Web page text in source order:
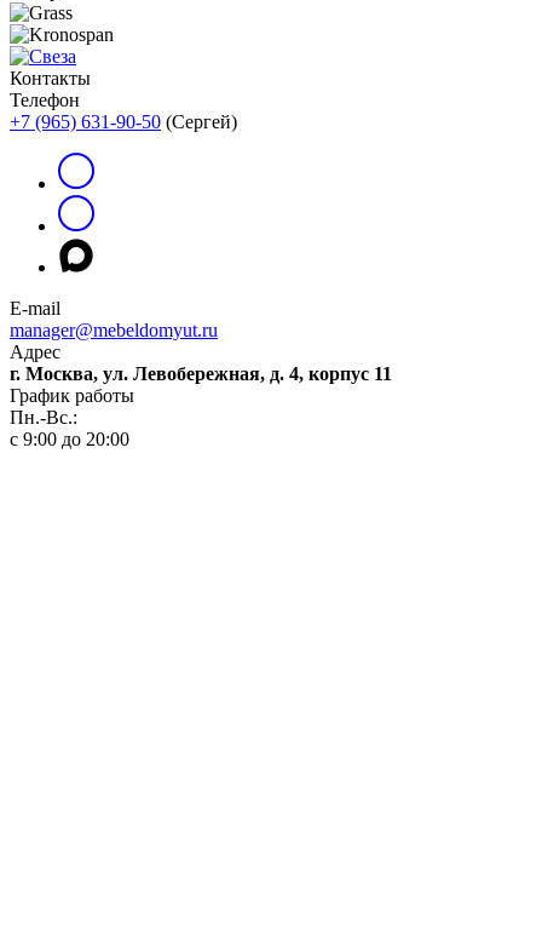
Контакты
Телефон
+7 (965) 631-90-50 (Сергей)
E-mail
manager@mebeldomyut.ru
Адрес
г. Москва, ул. Левобережная, д. 4, корпус 11
График работы
Пн.-Вс.:
с 9:00 до 20:00